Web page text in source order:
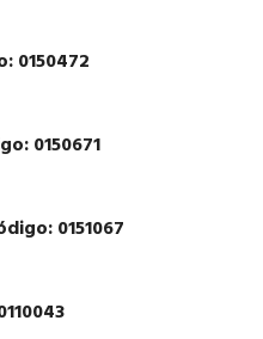
0150472
0150671
0151067